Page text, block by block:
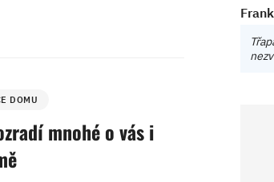
DOMU
mnohé o vás i